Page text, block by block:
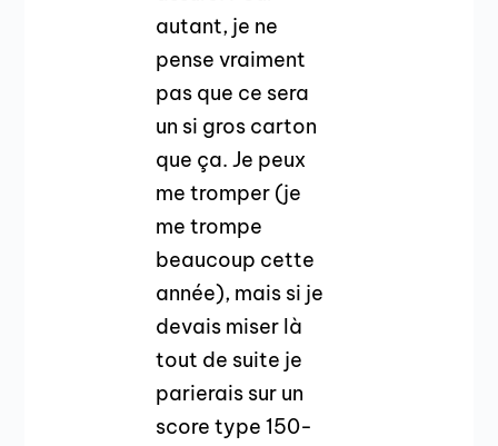
autant, je ne
pense vraiment
pas que ce sera
un si gros carton
que ça. Je peux
me tromper (je
me trompe
beaucoup cette
année), mais si je
devais miser là
tout de suite je
parierais sur un
score type 150-